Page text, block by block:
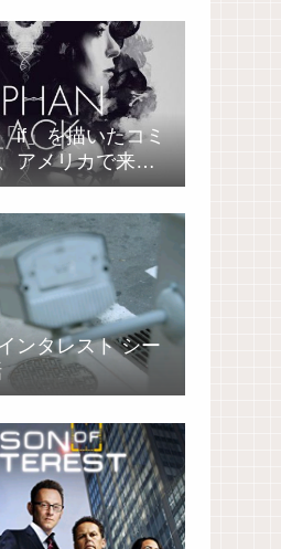
if」を描いたコミ
アメリカで来春
ンタレスト シー